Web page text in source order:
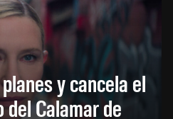
y cancela el
del Calamar de